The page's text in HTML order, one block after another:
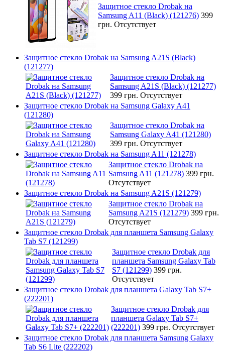
Защитное стекло Drobak на
Samsung A11 (Black) (121276) 399
грн. Отсутствует
Защитное стекло Drobak на Samsung A21S (Black)
(121277)
Защитное стекло Drobak на
Samsung A21S (Black) (121277)
399 грн. Отсутствует
Защитное стекло Drobak на Samsung Galaxy A41
(121280)
Защитное стекло Drobak на
Samsung Galaxy A41 (121280)
399 грн. Отсутствует
Защитное стекло Drobak на Samsung A11 (121278)
Защитное стекло Drobak на
Samsung A11 (121278) 399 грн.
Отсутствует
Защитное стекло Drobak на Samsung A21S (121279)
Защитное стекло Drobak на
Samsung A21S (121279) 399 грн.
Отсутствует
Защитное стекло Drobak для планшета Samsung Galaxy
Tab S7 (121299)
Защитное стекло Drobak для
планшета Samsung Galaxy Tab
S7 (121299) 399 грн.
Отсутствует
Защитное стекло Drobak для планшета Galaxy Tab S7+
(222201)
Защитное стекло Drobak для
планшета Galaxy Tab S7+
(222201) 399 грн. Отсутствует
Защитное стекло Drobak для планшета Samsung Galaxy
Tab S6 Lite (222202)